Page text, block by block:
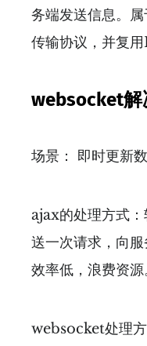
务端发送信息。
传输协议，并复
websocket解
场景： 即时更新数
ajax的处理方式
送一次请求，向
效率低，浪费资源
websocket处理